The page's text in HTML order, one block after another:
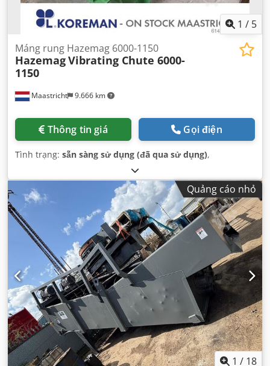
1 / 5
Maastricht 9.666 km
Máng rung Hazemag 6000-1150
HazemagVibrating Chute 6000-
1150
Thông tin giá Gọi điện
Tình trạng: sẵn sàng sử dụng (đã qua sử dụng),
Quảng cáo nhỏ
1 / 18